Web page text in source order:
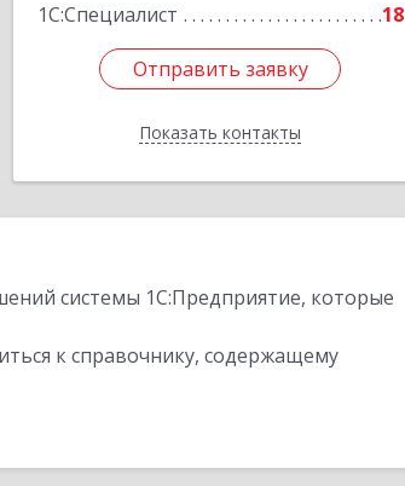
1С:Специалист
18
Отправить заявку
Показать контакты
Отправить заявку
Назад
системы 1С:Предприятие, которые
к справочнику, содержащему